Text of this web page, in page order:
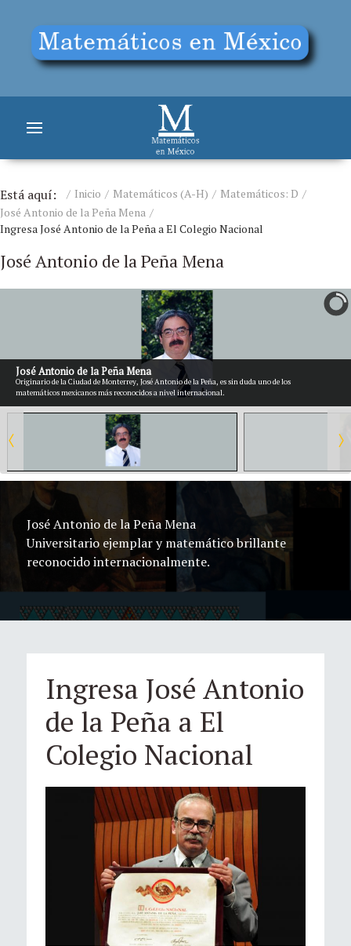
Está aquí: Inicio Matemáticos (A-H)
Matemáticos: D
José Antonio de la Peña Mena
Ingresa José Antonio de la Peña a El Colegio Nacional
José Antonio de la Peña Mena
José Antonio de la Peña Mena
Originario de la Ciudad de Monterrey, José Antonio de la Peña, es sin duda uno de los
matemáticos mexicanos más reconocidos a nivel internacional.
José Antonio de la Peña Mena
Universitario ejemplar y matemático brillante
reconocido internacionalmente.
Ingresa José Antonio
de la Peña a El
Colegio Nacional